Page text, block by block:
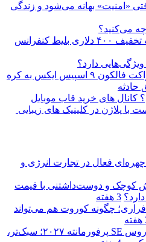
«امنیت» بهانه می‌شود و زندگی
چه می‌کنید؟
فرصت استثنایی: دریافت تخفیف ۴۰۰ دلاری بلیط کنفرانس
دارد؟
برخورد قطعه غیرفعال راکت فالکون ۹ اسپیس ایکس به کره
حادثه
کانال های خرید قاب موبایل
پلاژن در کلینیک های زیبایی
فعال در تجارت انرژی و
۲۰۲۶؛ موش کوچک و دوست‌داشتنی با قیمت
3 هفته
چگونه کوروت هم می‌تواند
رونمایی از لامبورگینی اوروس SE پرفورمانته ۲۰۲۷؛ سبک‌تر،